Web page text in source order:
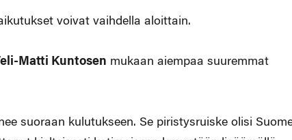
voivat vaihdella aloittain.
Matti Kuntosen mukaan aiempaa suuremmat
suoraan kulutukseen. Se piristysruiske olisi